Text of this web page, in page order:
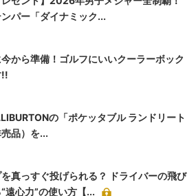
ンパー「ダイナミック...
から準備！ゴルフにいいクーラーボック
!!
の「ポケッタブル ランドリート
品）を...
真っすぐ投げられる？ ドライバーの飛び
遠心力”の使い方【...